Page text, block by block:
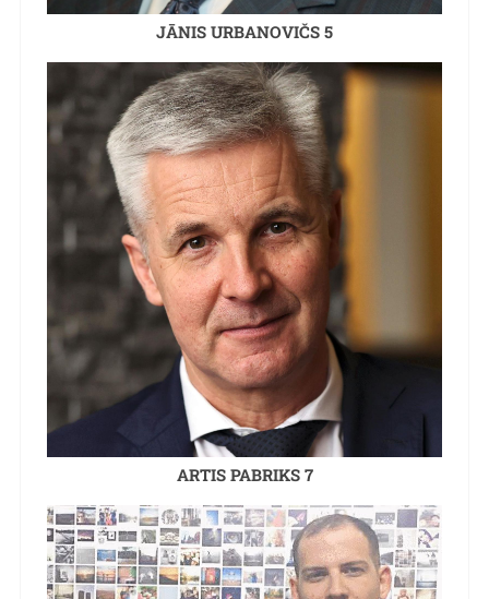
JĀNIS URBANOVIČS 5
ARTIS PABRIKS 7